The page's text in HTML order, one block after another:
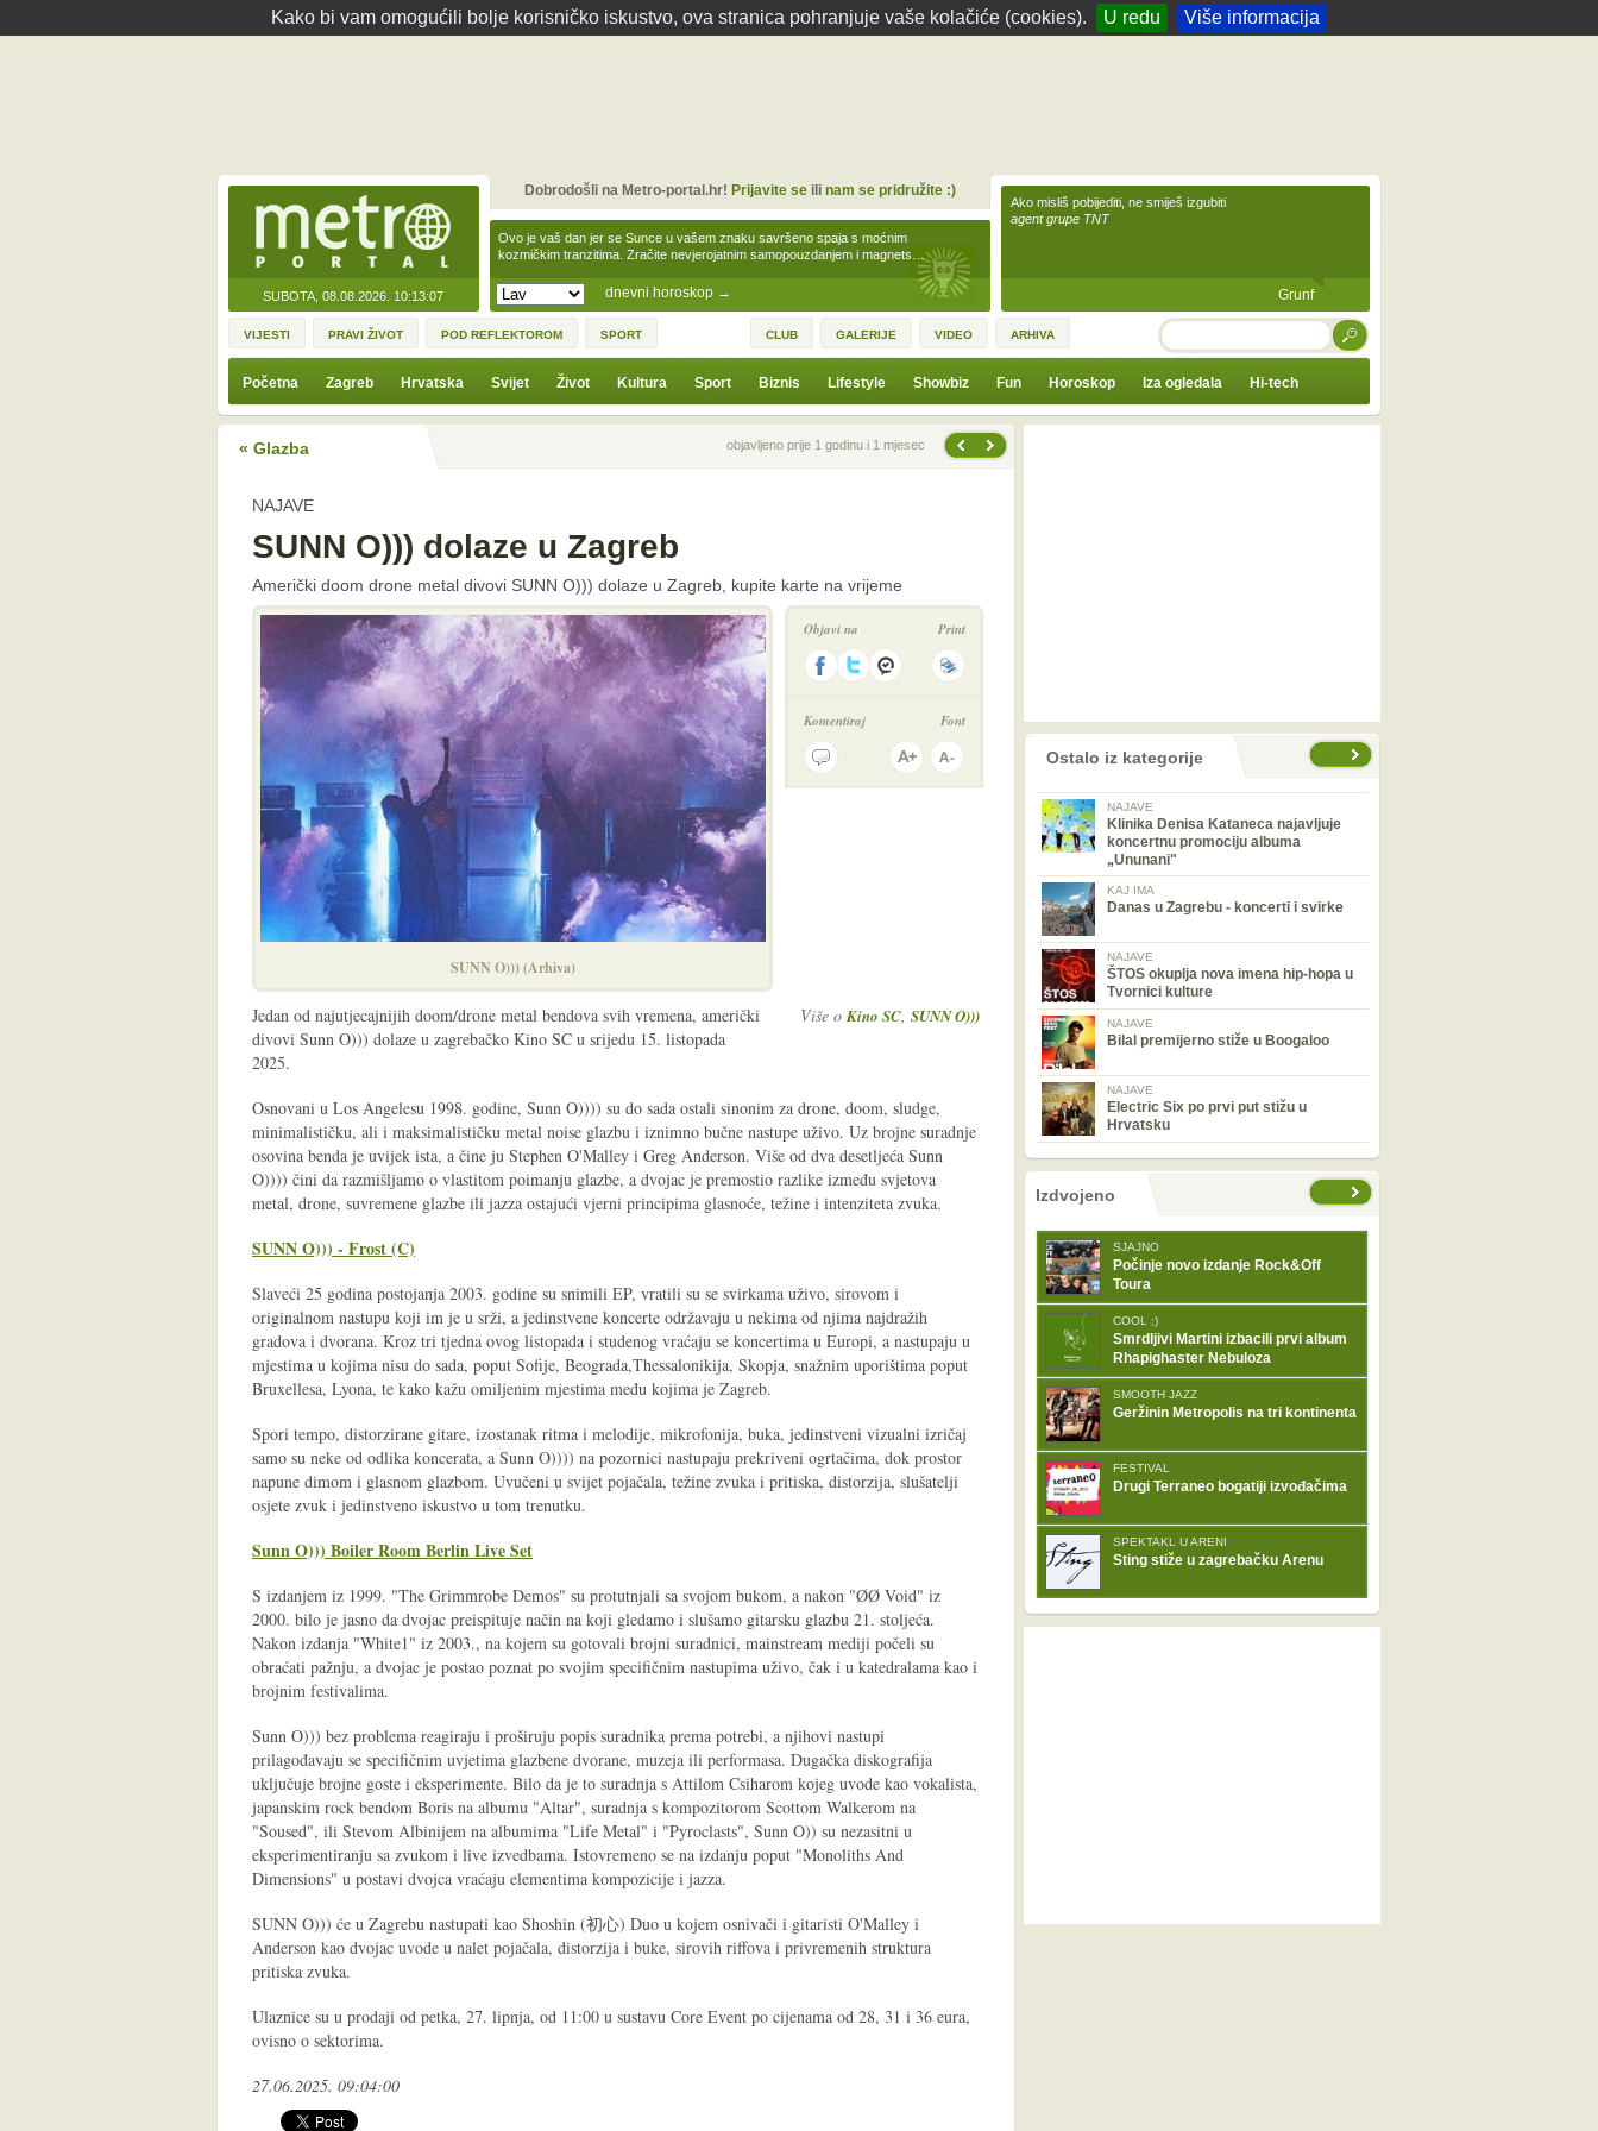
Kako bi vam omogućili bolje korisničko iskustvo, ova stranica pohranjuje vaše kolačiće (cookies). U redu Više informacija
SUBOTA, 08.08.2026. 10:13:07 dnevni horoskop →
Ovo je vaš dan jer se Sunce u vašem znaku savršeno spaja s moćnim
kozmičkim tranzitima. Zračite nevjerojatnim samopouzdanjem i magnets…
Dobrodošli na Metro-portal.hr! Prijavite seili nam se pridružite :)
Ako misliš pobijediti, ne smiješ izgubiti
agent grupe TNT
Grunf
VIJESTI PRAVI ŽIVOT POD REFLEKTOROM SPORT CLUB GALERIJE VIDEO ARHIVA TRAŽI
Početna Zagreb Hrvatska Svijet Život Kultura Sport Biznis Lifestyle Showbiz Fun Horoskop Iza ogledala Hi-tech
« Glazba Prethodna vijestobjavljeno prije 1 godinu i 1 mjesec
NAJAVE
SUNN O))) dolaze u Zagreb
Američki doom drone metal divovi SUNN O))) dolaze u Zagreb, kupite karte na vrijeme
SUNN O))) (Arhiva)
Objavi na Print
Komentiraj Font
Više oKino SC, SUNN O)))
Jedan od najutjecajnijih doom/drone metal bendova svih vremena, američki
divovi Sunn O))) dolaze u zagrebačko Kino SC u srijedu 15. listopada
2025.
Osnovani u Los Angelesu 1998. godine, Sunn O)))) su do sada ostali sinonim za drone, doom, sludge,
minimalističku, ali i maksimalističku metal noise glazbu i iznimno bučne nastupe uživo. Uz brojne suradnje
osovina benda je uvijek ista, a čine ju Stephen O'Malley i Greg Anderson. Više od dva desetljeća Sunn
O)))) čini da razmišljamo o vlastitom poimanju glazbe, a dvojac je premostio razlike između svjetova
metal, drone, suvremene glazbe ili jazza ostajući vjerni principima glasnoće, težine i intenziteta zvuka.
SUNN O))) - Frost (C)
Slaveći 25 godina postojanja 2003. godine su snimili EP, vratili su se svirkama uživo, sirovom i
originalnom nastupu koji im je u srži, a jedinstvene koncerte održavaju u nekima od njima najdražih
gradova i dvorana. Kroz tri tjedna ovog listopada i studenog vraćaju se koncertima u Europi, a nastupaju u
mjestima u kojima nisu do sada, poput Sofije, Beograda,Thessalonikija, Skopja, snažnim uporištima poput
Bruxellesa, Lyona, te kako kažu omiljenim mjestima među kojima je Zagreb.
Spori tempo, distorzirane gitare, izostanak ritma i melodije, mikrofonija, buka, jedinstveni vizualni izričaj
samo su neke od odlika koncerata, a Sunn O)))) na pozornici nastupaju prekriveni ogrtačima, dok prostor
napune dimom i glasnom glazbom. Uvučeni u svijet pojačala, težine zvuka i pritiska, distorzija, slušatelji
osjete zvuk i jedinstveno iskustvo u tom trenutku.
Sunn O))) Boiler Room Berlin Live Set
S izdanjem iz 1999. "The Grimmrobe Demos" su protutnjali sa svojom bukom, a nakon "ØØ Void" iz
2000. bilo je jasno da dvojac preispituje način na koji gledamo i slušamo gitarsku glazbu 21. stoljeća.
Nakon izdanja "White1" iz 2003., na kojem su gotovali brojni suradnici, mainstream mediji počeli su
obraćati pažnju, a dvojac je postao poznat po svojim specifičnim nastupima uživo, čak i u katedralama kao i
brojnim festivalima.
Sunn O))) bez problema reagiraju i proširuju popis suradnika prema potrebi, a njihovi nastupi
prilagođavaju se specifičnim uvjetima glazbene dvorane, muzeja ili performasa. Dugačka diskografija
uključuje brojne goste i eksperimente. Bilo da je to suradnja s Attilom Csiharom kojeg uvode kao vokalista,
japanskim rock bendom Boris na albumu "Altar", suradnja s kompozitorom Scottom Walkerom na
"Soused", ili Stevom Albinijem na albumima "Life Metal" i "Pyroclasts", Sunn O)) su nezasitni u
eksperimentiranju sa zvukom i live izvedbama. Istovremeno se na izdanju poput "Monoliths And
Dimensions" u postavi dvojca vraćaju elementima kompozicije i jazza.
SUNN O))) će u Zagrebu nastupati kao Shoshin (初心) Duo u kojem osnivači i gitaristi O'Malley i
Anderson kao dvojac uvode u nalet pojačala, distorzija i buke, sirovih riffova i privremenih struktura
pritiska zvuka.
Ulaznice su u prodaji od petka, 27. lipnja, od 11:00 u sustavu Core Event po cijenama od 28, 31 i 36 eura,
ovisno o sektorima.
27.06.2025. 09:04:00
prethodno Ostalo iz kategorije
NAJAVE
Klinika Denisa Kataneca najavljuje
koncertnu promociju albuma
„Ununani"
KAJ IMA
Danas u Zagrebu - koncerti i svirke
NAJAVE
ŠTOS okuplja nova imena hip-hopa u
Tvornici kulture
NAJAVE
Bilal premijerno stiže u Boogaloo
NAJAVE
Electric Six po prvi put stižu u
Hrvatsku
nema prethodne stranice
sljedećeIzdvojeno
SJAJNO
Počinje novo izdanje Rock&Off
Toura
COOL ;)
Smrdljivi Martini izbacili prvi album
Rhapighaster Nebuloza
SMOOTH JAZZ
Geržinin Metropolis na tri kontinenta
FESTIVAL
Drugi Terraneo bogatiji izvođačima
SPEKTAKL U ARENI
Sting stiže u zagrebačku Arenu